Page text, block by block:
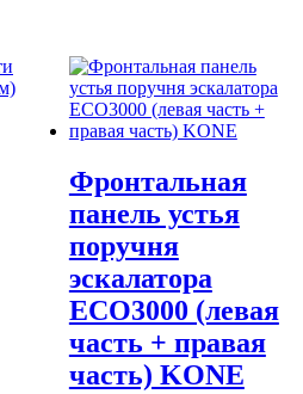
Фронтальная
панель устья
поручня
эскалатора
ECO3000 (левая
часть + правая
часть) KONE